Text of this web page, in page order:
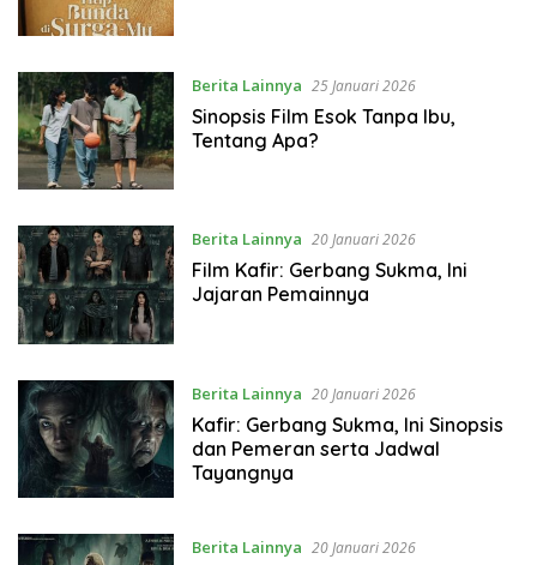
Berita Lainnya 25 Januari 2026
Sinopsis Film Esok Tanpa Ibu,
Tentang Apa?
Berita Lainnya 20 Januari 2026
Film Kafir: Gerbang Sukma, Ini
Jajaran Pemainnya
Berita Lainnya 20 Januari 2026
Kafir: Gerbang Sukma, Ini Sinopsis
dan Pemeran serta Jadwal
Tayangnya
Berita Lainnya 20 Januari 2026